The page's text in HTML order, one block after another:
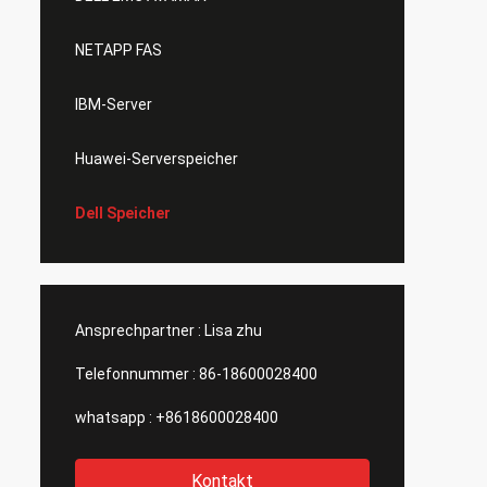
NETAPP FAS
IBM-Server
Huawei-Serverspeicher
Dell Speicher
Ansprechpartner : Lisa zhu
Telefonnummer : 86-18600028400
whatsapp : +8618600028400
Kontakt